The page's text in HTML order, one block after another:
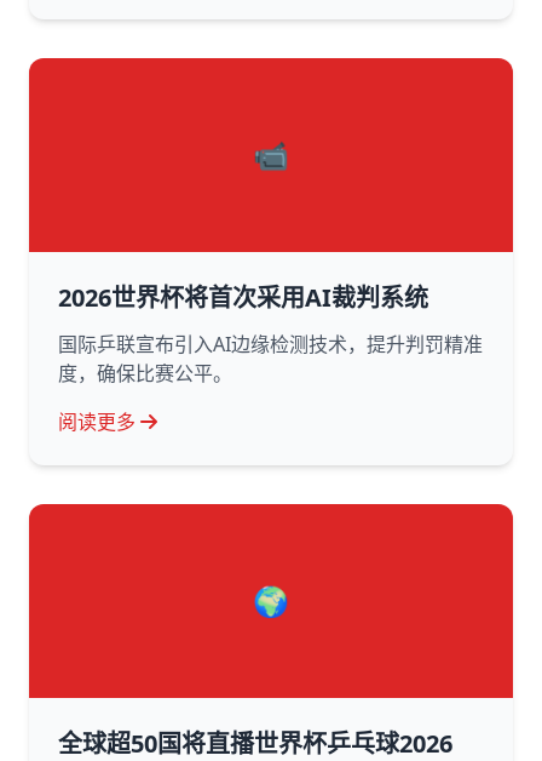
📹
2026世界杯将首次采用AI裁判系统
国际乒联宣布引入AI边缘检测技术，提升判罚精准
度，确保比赛公平。
阅读更多
🌍
全球超50国将直播世界杯乒乓球2026